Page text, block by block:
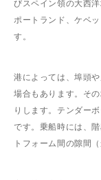
びスペイン領の大西
ポートランド、ケベ
す。
港によっては、埠頭
場合もあります。そ
りします。テンダー
です。乗船時には、
トフォーム間の隙間